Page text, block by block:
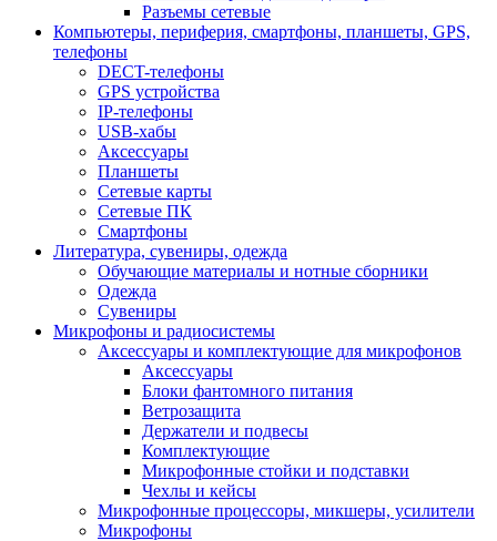
Разъемы сетевые
Компьютеры, периферия, смартфоны, планшеты, GPS,
телефоны
DECT-телефоны
GPS устройства
IP-телефоны
USB-хабы
Аксессуары
Планшеты
Сетевые карты
Сетевые ПК
Смартфоны
Литература, сувениры, одежда
Обучающие материалы и нотные сборники
Одежда
Сувениры
Микрофоны и радиосистемы
Аксессуары и комплектующие для микрофонов
Аксессуары
Блоки фантомного питания
Ветрозащита
Держатели и подвесы
Комплектующие
Микрофонные стойки и подставки
Чехлы и кейсы
Микрофонные процессоры, микшеры, усилители
Микрофоны